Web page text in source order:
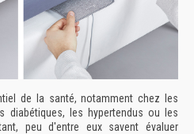
de la santé, notamment chez les
diabétiques, les hypertendus ou les
peu d'entre eux savent évaluer